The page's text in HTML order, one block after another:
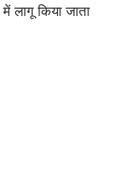
लागू किया जाता